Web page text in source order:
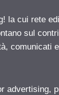
la cui rete
sul
comunicati e
advertising,